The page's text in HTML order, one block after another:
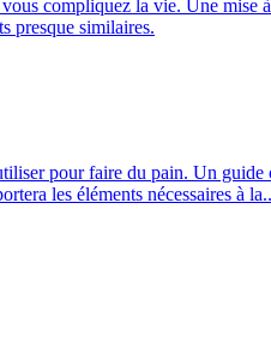
compliquez la vie. Une
presque similaires.
pour faire du pain. Un
les éléments nécessaires à